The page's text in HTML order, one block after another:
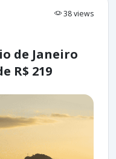
38 views
de Janeiro
R$ 219